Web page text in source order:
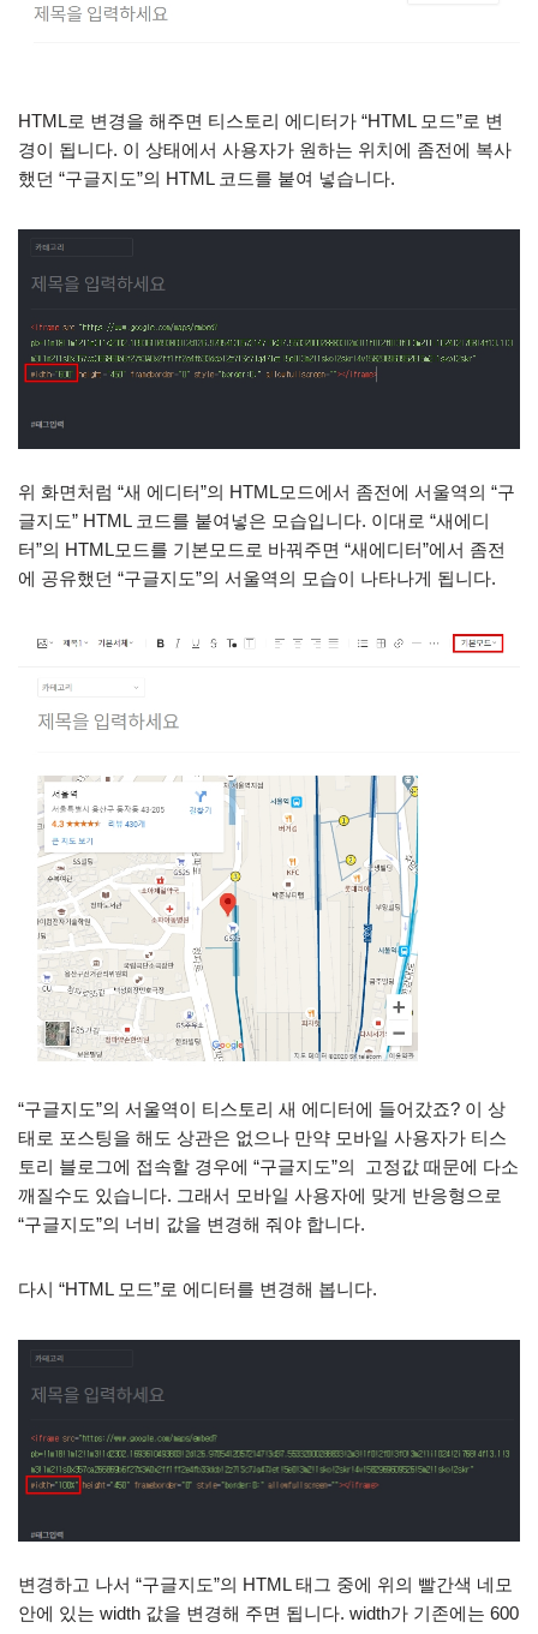
HTML로 변경을 해주면 티스토리 에디터가 “HTML 모드”로 변
경이 됩니다. 이 상태에서 사용자가 원하는 위치에 좀전에 복사
했던 “구글지도”의 HTML 코드를 붙여 넣습니다.
위 화면처럼 “새 에디터”의 HTML모드에서 좀전에 서울역의 “구
글지도” HTML 코드를 붙여넣은 모습입니다. 이대로 “새에디
터”의 HTML모드를 기본모드로 바꿔주면 “새에디터”에서 좀전
에 공유했던 “구글지도”의 서울역의 모습이 나타나게 됩니다.
“구글지도”의 서울역이 티스토리 새 에디터에 들어갔죠? 이 상
태로 포스팅을 해도 상관은 없으나 만약 모바일 사용자가 티스
토리 블로그에 접속할 경우에 “구글지도”의 고정값 때문에 다소
깨질수도 있습니다. 그래서 모바일 사용자에 맞게 반응형으로
“구글지도”의 너비 값을 변경해 줘야 합니다.
다시 “HTML 모드”로 에디터를 변경해 봅니다.
변경하고 나서 “구글지도”의 HTML 태그 중에 위의 빨간색 네모
안에 있는 width 값을 변경해 주면 됩니다. width가 기존에는 600